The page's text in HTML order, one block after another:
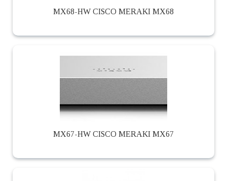
MX68-HW CISCO MERAKI MX68
MX67-HW CISCO MERAKI MX67